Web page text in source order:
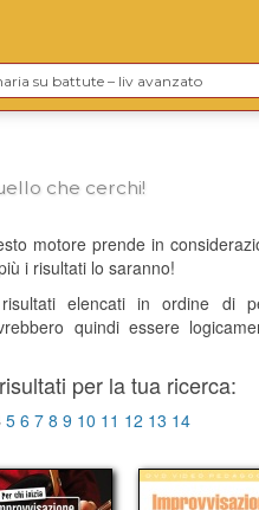
che cerchi!
motore prende in
i risultati lo saranno!
elencati in ordine di
quindi essere
per la tua ricerca:
5 6 7 8 9 10 11 12 13 14